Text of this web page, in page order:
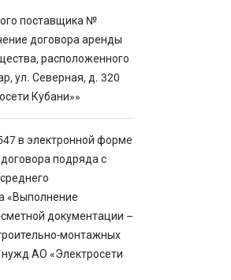
поставщика №
договора аренды
расположенного
ул. Северная, д. 320
Кубани»»
в электронной форме
подряда с
«Выполнение
документации –
монтажных
АО «Электросети